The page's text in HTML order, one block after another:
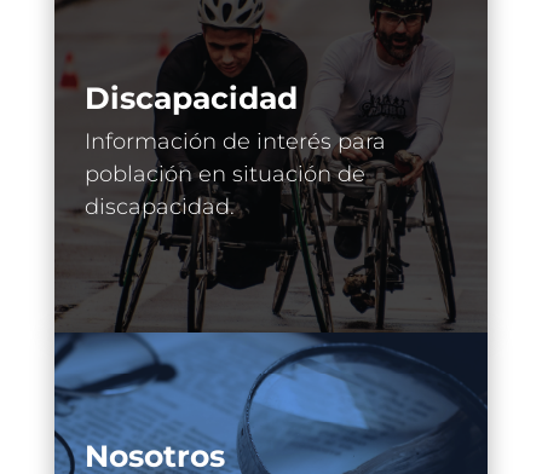
Discapacidad
Información de interés para
población en situación de
discapacidad.
Nosotros